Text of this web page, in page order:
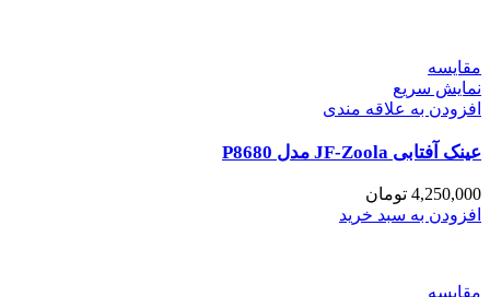
مقايسه
نمایش سریع
افزودن به علاقه مندی
عینک آفتابی JF-Zoola مدل P8680
4,250,000 تومان
افزودن به سبد خرید
مقايسه